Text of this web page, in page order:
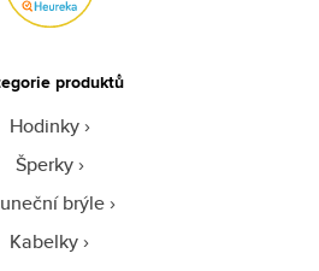
produktů
Hodinky
Šperky
brýle
Kabelky